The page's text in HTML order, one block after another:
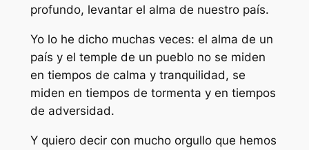
profundo, levantar el alma de nuestro país.
Yo lo he dicho muchas veces: el alma de un
país y el temple de un pueblo no se miden
en tiempos de calma y tranquilidad, se
miden en tiempos de tormenta y en tiempos
de adversidad.
Y quiero decir con mucho orgullo que hemos